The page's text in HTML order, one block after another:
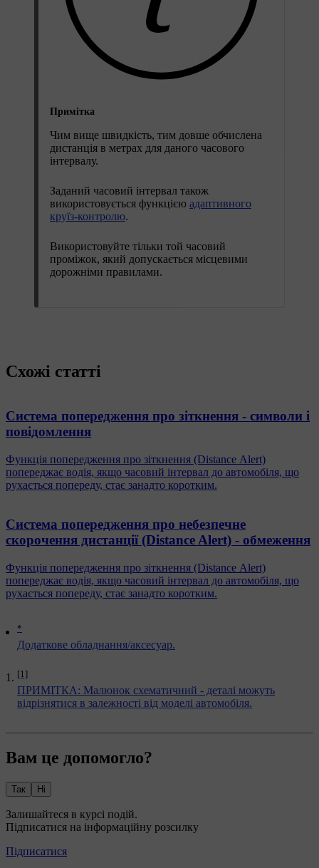
Примітка
Чим вище швидкість, тим довше обчислена
дистанція в метрах для даного часового
інтервалу.
Заданий часовий інтервал також
використовується функцією адаптивного
круїз-контролю.
Використовуйте тільки той часовий
проміжок, який допускається місцевими
дорожніми правилами.
*
Додаткове обладнання/аксесуар.
[1]
ПРИМІТКА: Малюнок схематичний - деталі можуть
відрізнятися в залежності від моделі автомобіля.
Схожі статті
Система попередження про зіткнення - символи і
повідомлення
Функція попередження про зіткнення (Distance Alert)
попереджає водія, якщо часовий інтервал до автомобіля, що
рухається попереду, стає занадто коротким.
Система попередження про небезпечне
скорочення дистанції (Distance Alert) - обмеження
Функція попередження про зіткнення (Distance Alert)
попереджає водія, якщо часовий інтервал до автомобіля, що
рухається попереду, стає занадто коротким.
Вам це допомогло?
Так Ні